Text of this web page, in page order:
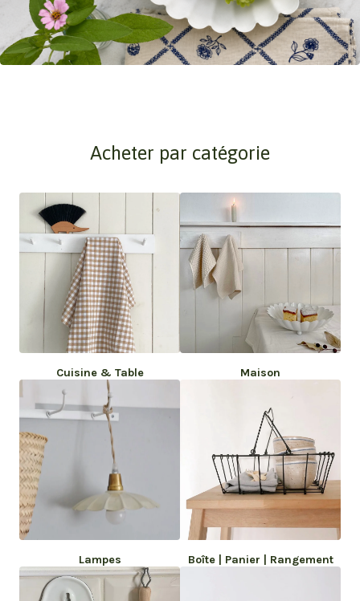
Acheter par catégorie
Cuisine & Table Maison
Lampes Boîte | Panier | Rangement